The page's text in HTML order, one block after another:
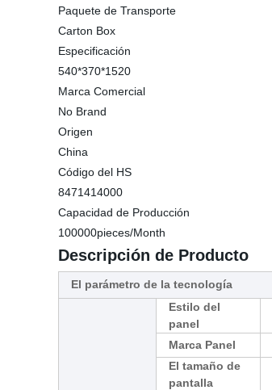
Paquete de Transporte
Carton Box
Especificación
540*370*1520
Marca Comercial
No Brand
Origen
China
Código del HS
8471414000
Capacidad de Producción
100000pieces/Month
Descripción de Producto
El parámetro de la tecnología
Estilo del
panel
Marca Panel
El tamaño de
pantalla